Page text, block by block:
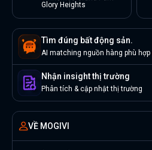
Glory Heights
Tìm đúng bất động sản.
AI matching nguồn hàng phù hợp
Nhận insight thị trường
Phân tích & cập nhật thị trường
VỀ MOGIVI